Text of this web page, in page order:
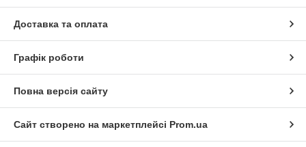
Доставка та оплата
Графік роботи
Повна версія сайту
Сайт створено на маркетплейсі Prom.ua